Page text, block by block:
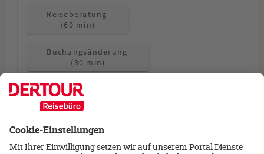
Reiseberatung
(60 min)
Buchungsänderung
(30 min)
Allgemeine Fragen
(15 min)
Wie möchten Sie beraten werden?